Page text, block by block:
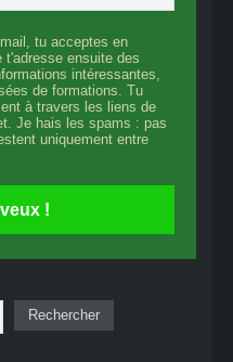
tu acceptes en
t'adresse ensuite des
intéressantes,
de formations. Tu
à travers les liens de
Je hais les spams : pas
uniquement entre
!
Rechercher